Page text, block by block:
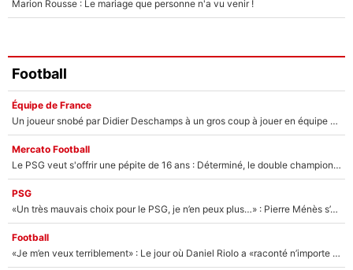
Marion Rousse : Le mariage que personne n'a vu venir !
Football
Équipe de France
Un joueur snobé par Didier Deschamps à un gros coup à jouer en équipe de France : Zinedine Zidane a trouvé son numéro 9 ?
Mercato Football
Le PSG veut s'offrir une pépite de 16 ans : Déterminé, le double champion d'Europe en titre est prêt à lâcher 40M€ pour celui que l'on compare déjà à Vinicius Jr !
PSG
«Un très mauvais choix pour le PSG, je n’en peux plus…» : Pierre Ménès s’est complètement trompé avec Luis Enrique et ces déclarations le prouvent !
Football
«Je m’en veux terriblement» : Le jour où Daniel Riolo a «raconté n’importe quoi» dans l'After Foot !